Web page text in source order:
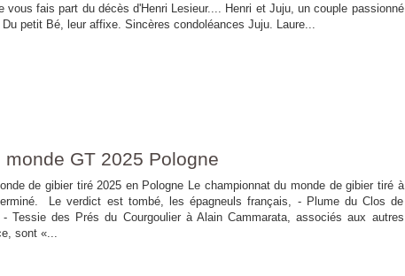
vous fais part du décès d'Henri Lesieur.... Henri et Juju, un couple passionné
petit Bé, leur affixe. Sincères condoléances Juju. Laure...
GT 2025 Pologne
gibier tiré 2025 en Pologne Le championnat du monde de gibier tiré à
Le verdict est tombé, les épagneuls français, - Plume du Clos de
Tessie des Prés du Courgoulier à Alain Cammarata, associés aux autres
sont «...